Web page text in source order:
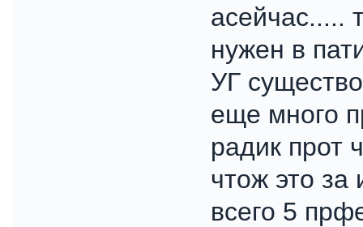
асейчас.....
нужен в
УГ
еще много
радик прот
чтож это за
всего 5